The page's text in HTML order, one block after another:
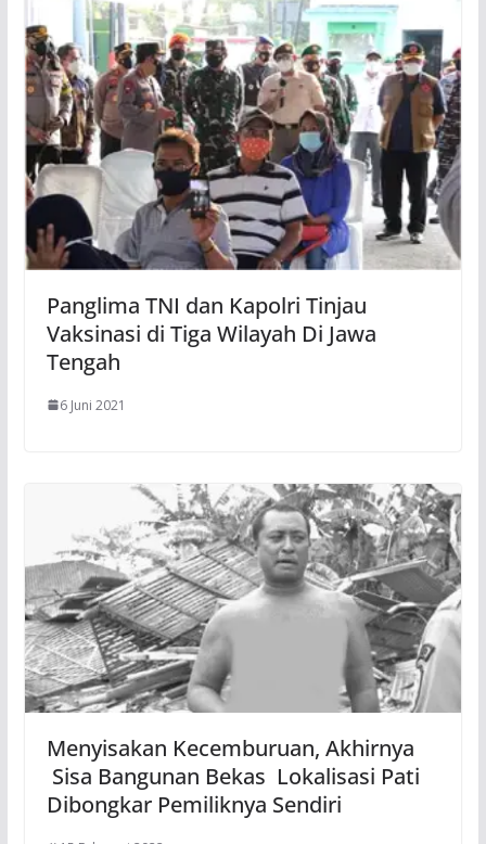
Panglima TNI dan Kapolri Tinjau
Vaksinasi di Tiga Wilayah Di Jawa
Tengah
6 Juni 2021
Menyisakan Kecemburuan, Akhirnya
Sisa Bangunan Bekas Lokalisasi Pati
Dibongkar Pemiliknya Sendiri